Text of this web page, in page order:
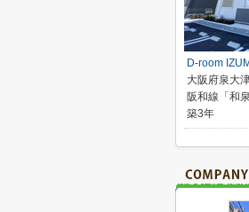
D-room IZUMI
大阪府泉大
阪和線「和
築3年